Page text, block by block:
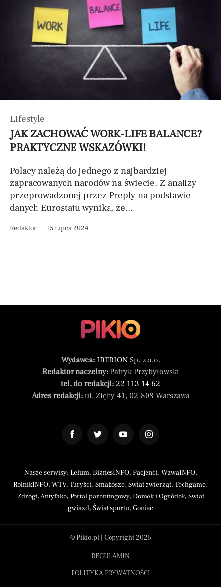
Lifestyle
JAK ZACHOWAĆ WORK-LIFE BALANCE?
PRAKTYCZNE WSKAZÓWKI!
Polacy należą do jednego z najbardziej
zapracowanych narodów na świecie. Z analizy
przeprowadzonej przez Preply na podstawie
danych Eurostatu wynika, że...
Redaktor 15 Lipca 2024
Wydawca: IBERIONSp. z o.o.
Redaktor naczelny:Patryk Przybyłowski
tel. do redakcji: 22 113 14 62
Adres redakcji:ul. Zięby 41, 02-808 Warszawa
Nasze serwisy: Lelum, BiznesINFO, Pacjenci, WawaINFO,
RolnikINFO, WTV, Turyści, Smakosze, Świat zwierząt, Techgame,
Zdrogi,Antyfake, Portal parentingowy, Domek i Ogródek, Świat
gwiazd, Świat sportu, Goniec
© Pikio.pl | Copyright 2026
REGULAMIN
POLITYKA PRYWATNOŚCI